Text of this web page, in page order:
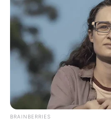
BRAINBERRIES